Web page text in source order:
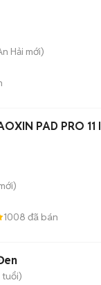
Hải mới)
PAD PRO
1008 đã bán
tuổi)